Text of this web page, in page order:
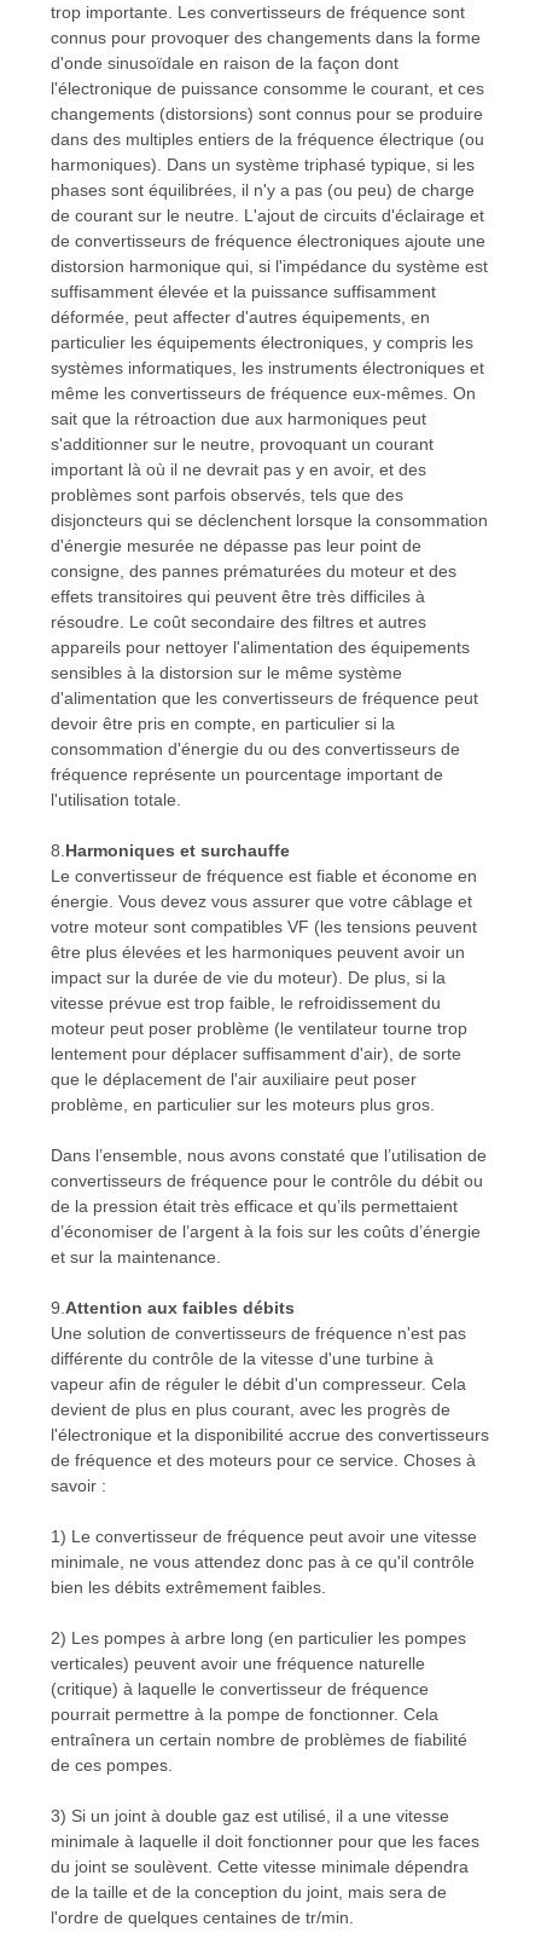
trop importante. Les convertisseurs de fréquence sont
connus pour provoquer des changements dans la forme
d'onde sinusoïdale en raison de la façon dont
l'électronique de puissance consomme le courant, et ces
changements (distorsions) sont connus pour se produire
dans des multiples entiers de la fréquence électrique (ou
harmoniques). Dans un système triphasé typique, si les
phases sont équilibrées, il n'y a pas (ou peu) de charge
de courant sur le neutre. L'ajout de circuits d'éclairage et
de convertisseurs de fréquence électroniques ajoute une
distorsion harmonique qui, si l'impédance du système est
suffisamment élevée et la puissance suffisamment
déformée, peut affecter d'autres équipements, en
particulier les équipements électroniques, y compris les
systèmes informatiques, les instruments électroniques et
même les convertisseurs de fréquence eux-mêmes. On
sait que la rétroaction due aux harmoniques peut
s'additionner sur le neutre, provoquant un courant
important là où il ne devrait pas y en avoir, et des
problèmes sont parfois observés, tels que des
disjoncteurs qui se déclenchent lorsque la consommation
d'énergie mesurée ne dépasse pas leur point de
consigne, des pannes prématurées du moteur et des
effets transitoires qui peuvent être très difficiles à
résoudre. Le coût secondaire des filtres et autres
appareils pour nettoyer l'alimentation des équipements
sensibles à la distorsion sur le même système
d'alimentation que les convertisseurs de fréquence peut
devoir être pris en compte, en particulier si la
consommation d'énergie du ou des convertisseurs de
fréquence représente un pourcentage important de
l'utilisation totale.
8. Harmoniques et surchauffe
Le convertisseur de fréquence est fiable et économe en
énergie. Vous devez vous assurer que votre câblage et
votre moteur sont compatibles VF (les tensions peuvent
être plus élevées et les harmoniques peuvent avoir un
impact sur la durée de vie du moteur). De plus, si la
vitesse prévue est trop faible, le refroidissement du
moteur peut poser problème (le ventilateur tourne trop
lentement pour déplacer suffisamment d'air), de sorte
que le déplacement de l'air auxiliaire peut poser
problème, en particulier sur les moteurs plus gros.
Dans l’ensemble, nous avons constaté que l’utilisation de
convertisseurs de fréquence pour le contrôle du débit ou
de la pression était très efficace et qu’ils permettaient
d’économiser de l’argent à la fois sur les coûts d’énergie
et sur la maintenance.
9. Attention aux faibles débits
Une solution de convertisseurs de fréquence n'est pas
différente du contrôle de la vitesse d'une turbine à
vapeur afin de réguler le débit d'un compresseur. Cela
devient de plus en plus courant, avec les progrès de
l'électronique et la disponibilité accrue des convertisseurs
de fréquence et des moteurs pour ce service. Choses à
savoir :
1) Le convertisseur de fréquence peut avoir une vitesse
minimale, ne vous attendez donc pas à ce qu'il contrôle
bien les débits extrêmement faibles.
2) Les pompes à arbre long (en particulier les pompes
verticales) peuvent avoir une fréquence naturelle
(critique) à laquelle le convertisseur de fréquence
pourrait permettre à la pompe de fonctionner. Cela
entraînera un certain nombre de problèmes de fiabilité
de ces pompes.
3) Si un joint à double gaz est utilisé, il a une vitesse
minimale à laquelle il doit fonctionner pour que les faces
du joint se soulèvent. Cette vitesse minimale dépendra
de la taille et de la conception du joint, mais sera de
l'ordre de quelques centaines de tr/min.